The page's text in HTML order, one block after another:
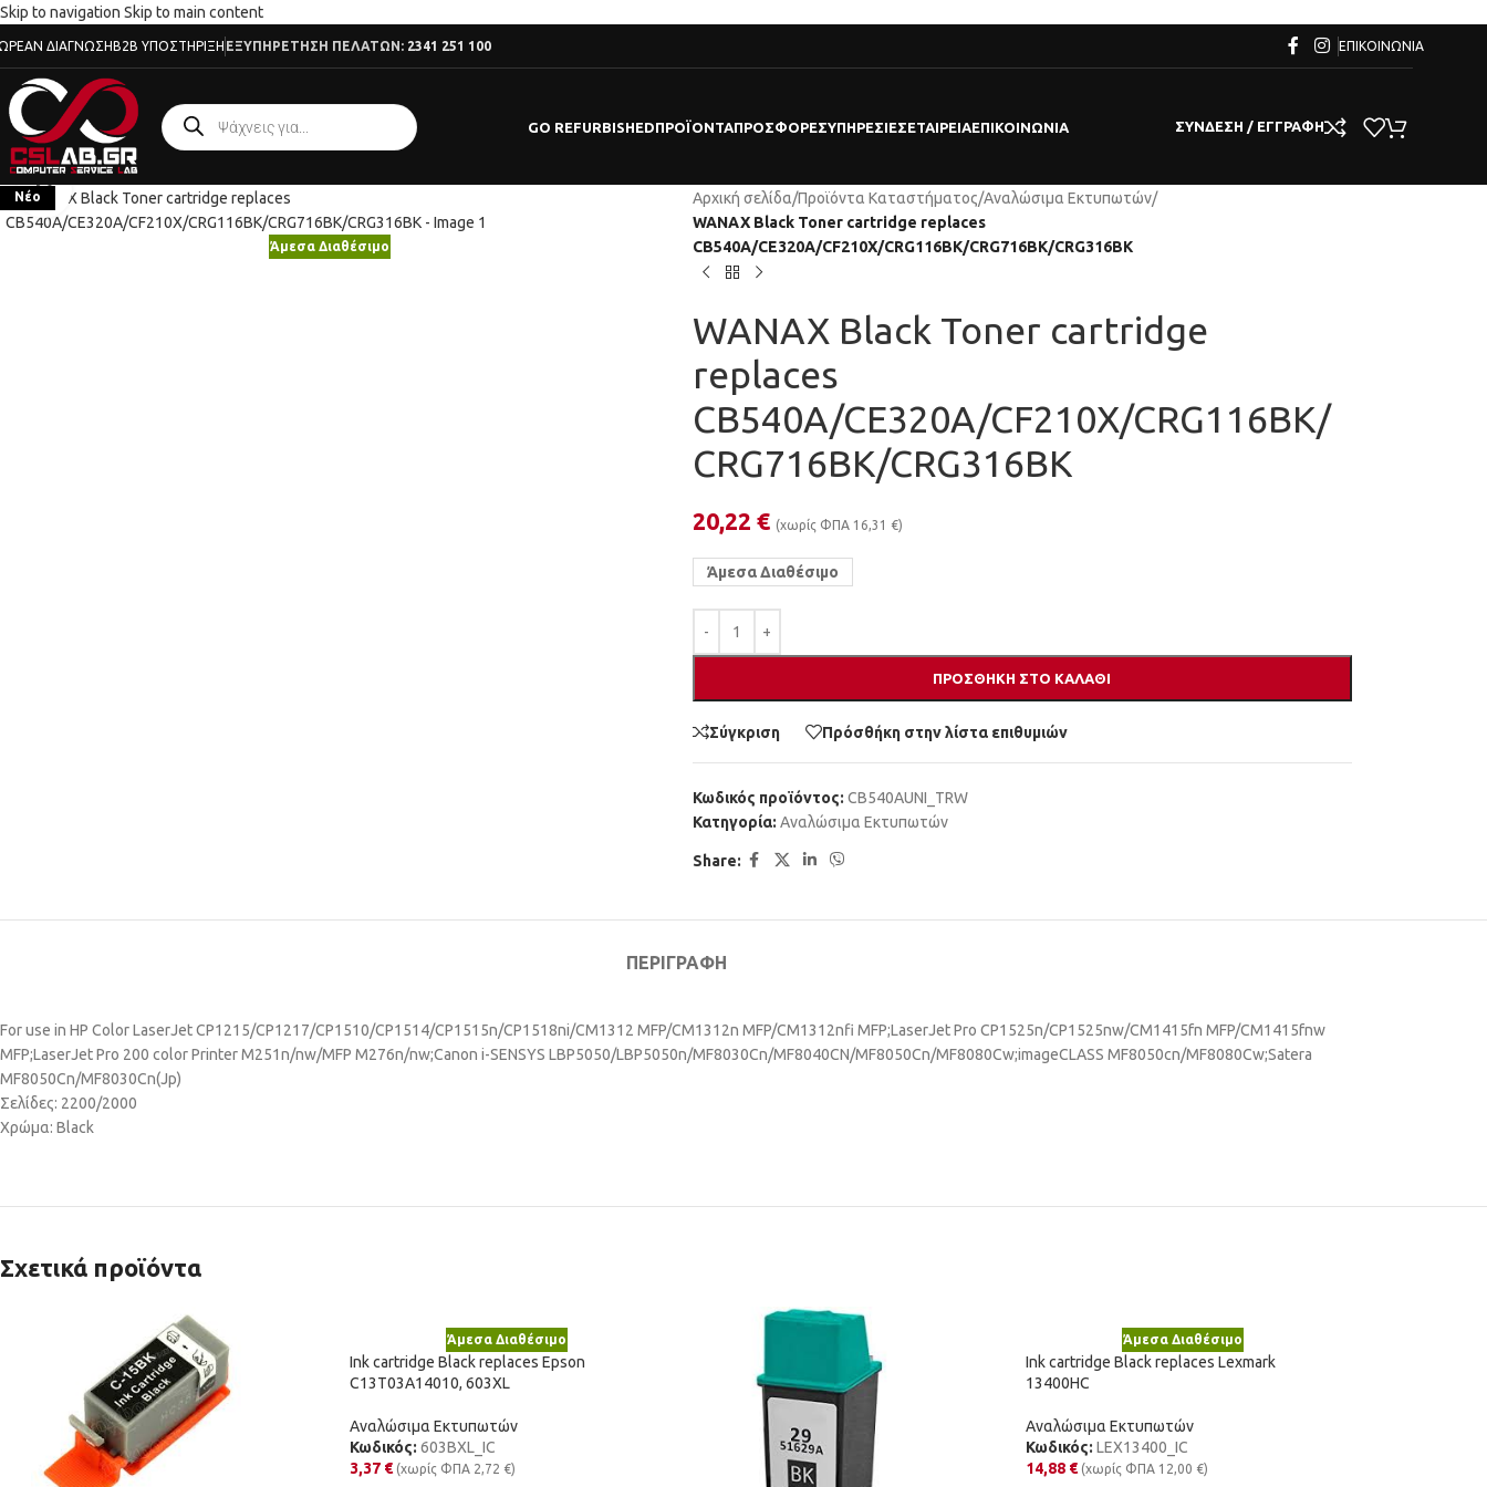
Skip to navigation Skip to main content
ΔΙΆΓΝΩΣΗB2B ΥΠΟΣΤΉΡΙΞΗ ΕΞΥΠΗΡΕΤΗΣΗ ΠΕΛΑΤΩΝ: 2341 251 100 ΕΠΙΚΟΙΝΩΝΊΑ
GO REFURBISHEDΠΡΟΪΌΝΤΑΠΡΟΣΦΟΡΕΣΥΠΗΡΕΣΊΕΣΕΤΑΙΡΕΊΑΕΠΙΚΟΙΝΩΝΊΑ ΣΎΝΔΕΣΗ / ΕΓΓΡΑΦΉ
Νέο Κλικ για μεγέθυνση
Άμεσα Διαθέσιμο
Αρχική σελίδα/Προϊόντα Καταστήματος/Αναλώσιμα Εκτυπωτών/
WANAX Black Toner cartridge replaces
CB540A/CE320A/CF210X/CRG116BK/CRG716BK/CRG316BK
WANAX Black Toner cartridge
replaces
CB540A/CE320A/CF210X/CRG116BK/
CRG716BK/CRG316BK
20,22 € (χωρίς ΦΠΑ 16,31 €)
Άμεσα Διαθέσιμο
ΠΡΟΣΘΉΚΗ ΣΤΟ ΚΑΛΆΘΙ
Σύγκριση Πρόσθήκη στην λίστα επιθυμιών
Κωδικός προϊόντος: CB540AUNI_TRW
Κατηγορία: Αναλώσιμα Εκτυπωτών
Share:
ΠΕΡΙΓΡΑΦΉ
For use in HP Color LaserJet CP1215/CP1217/CP1510/CP1514/CP1515n/CP1518ni/CM1312 MFP/CM1312n MFP/CM1312nfi MFP;LaserJet Pro CP1525n/CP1525nw/CM1415fn MFP/CM1415fnw
MFP;LaserJet Pro 200 color Printer M251n/nw/MFP M276n/nw;Canon i-SENSYS LBP5050/LBP5050n/MF8030Cn/MF8040CN/MF8050Cn/MF8080Cw;imageCLASS MF8050cn/MF8080Cw;Satera
MF8050Cn/MF8030Cn(Jp)
Σελίδες: 2200/2000
Χρώμα: Black
Σχετικά προϊόντα
Άμεσα Διαθέσιμο
Ink cartridge Black replaces Epson
C13T03A14010, 603XL
Αναλώσιμα Εκτυπωτών
Κωδικός: 603BXL_IC
3,37 € (χωρίς ΦΠΑ 2,72 €)
Άμεσα Διαθέσιμο
Ink cartridge Black replaces Lexmark
13400HC
Αναλώσιμα Εκτυπωτών
Κωδικός: LEX13400_IC
14,88 € (χωρίς ΦΠΑ 12,00 €)